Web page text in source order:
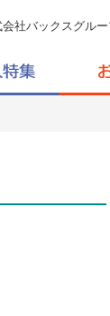
会社バックスグル